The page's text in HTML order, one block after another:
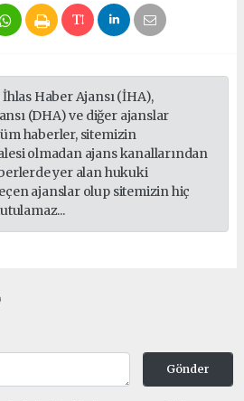
Haber Ajansı (İHA),
(DHA) ve diğer ajanslar
haberler, sitemizin
olmadan ajans kanallarından
yer alan hukuki
ajanslar olup sitemizin hiç
Gönder